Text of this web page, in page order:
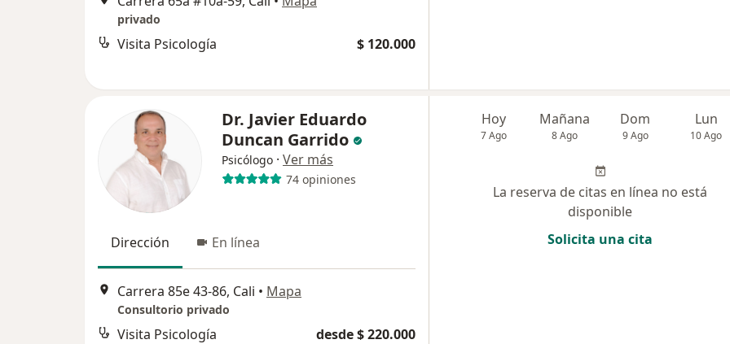
privado
Visita Psicología $ 120.000
Dr. Javier Eduardo
Duncan Garrido
Psicólogo · Ver más
74 opiniones
Dirección En línea
Carrera 85e 43-86, Cali • Mapa
Consultorio privado
Visita Psicología desde $ 220.000
Hoy
7 Ago
Mañana
8 Ago
Dom
9 Ago
Lun
10 Ago
La reserva de citas en línea no está
disponible
Solicita una cita